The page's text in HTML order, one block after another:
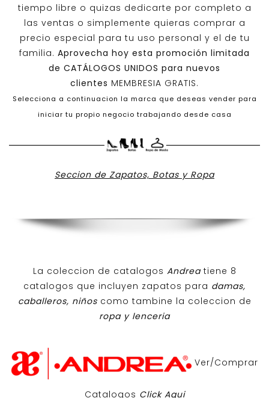
tiempo libre o quizas dedicarte por completo a
las ventas o simplemente quieras comprar a
precio especial para tu uso personal y el de tu
familia. Aprovecha hoy esta promoción limitada
de CATÁLOGOS UNIDOS para nuevos
clientes MEMBRESIA GRATIS.
Selecciona a continuacion la marca que deseas vender para
iniciar tu propio negocio trabajando desde casa
Seccion de Zapatos, Botas y Ropa
La coleccion de catalogos Andreatiene 8
catalogos que incluyen zapatos para damas,
caballeros, niños como tambine la coleccion de
ropa y lenceria
Ver/Comprar
Catalogos Click Aqui